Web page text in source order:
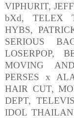
VIPHURIT,
bXd, TELEX
HYBS,
SERIOUS
LOSERPOP,
MOVING
PERSES x
HAIR CUT,
DEPT,
IDOL